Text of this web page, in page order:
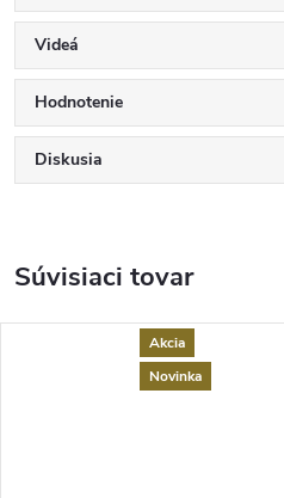
Videá
Hodnotenie
Diskusia
Súvisiaci tovar
Akcia
Novinka